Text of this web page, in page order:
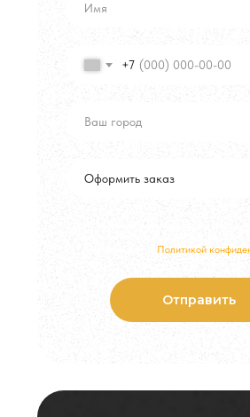
+7
получение полезной информации о
Политикой
Отправить